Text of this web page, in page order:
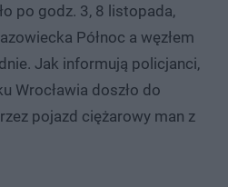
po godz. 3, 8 listopada,
Północ a węzłem
Jak informują policjanci,
Wrocławia doszło do
pojazd ciężarowy man z